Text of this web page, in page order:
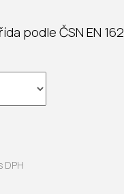
podle ČSN EN